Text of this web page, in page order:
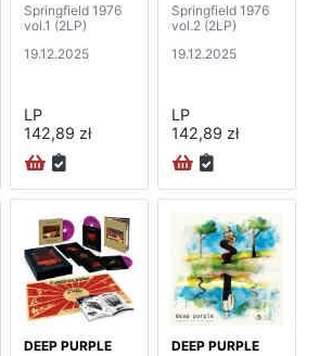
Springfield 1976
vol.1 (2LP)
19.12.2025
LP
142,89 zł
Springfield 1976
vol.2 (2LP)
19.12.2025
LP
142,89 zł
DEEP PURPLE
DEEP PURPLE